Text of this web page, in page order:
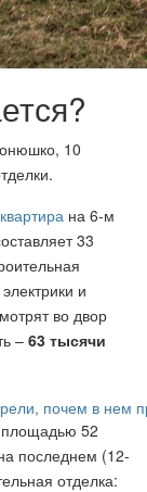
10
квартира на 6-м
33
и
во двор
– 63 тысячи
площадью 52
последнем (12-
отделка: